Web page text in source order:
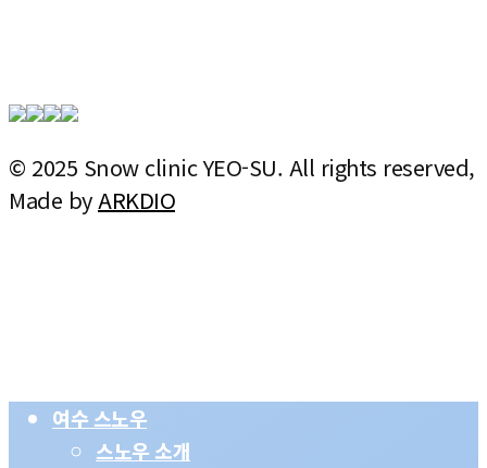
© 2025 Snow clinic YEO-SU. All rights reserved,
Made byARKDIO
Close여수 스노우
스노우 소개